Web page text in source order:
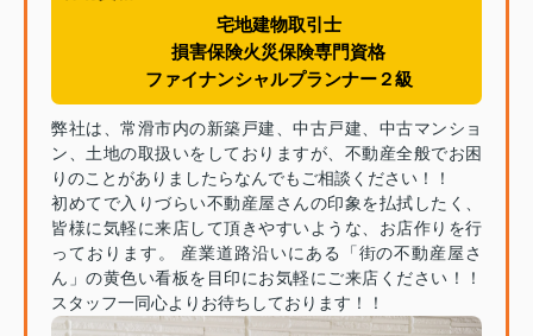
宅地建物取引士
損害保険火災保険専門資格
ファイナンシャルプランナー２級
弊社は、常滑市内の新築戸建、中古戸建、中古マンショ
ン、土地の取扱いをしておりますが、不動産全般でお困
りのことがありましたらなんでもご相談ください！！
初めてで入りづらい不動産屋さんの印象を払拭したく、
皆様に気軽に来店して頂きやすいような、お店作りを行
っております。 産業道路沿いにある「街の不動産屋さ
ん」の黄色い看板を目印にお気軽にご来店ください！！
スタッフ一同心よりお待ちしております！！